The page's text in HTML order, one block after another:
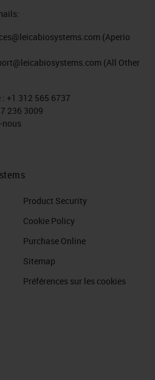
(Aperio
(All Other
+1 312 565 6737
236 3009
nous
Product Security
Cookie Policy
Purchase Online
Sitemap
Préférences sur les cookies